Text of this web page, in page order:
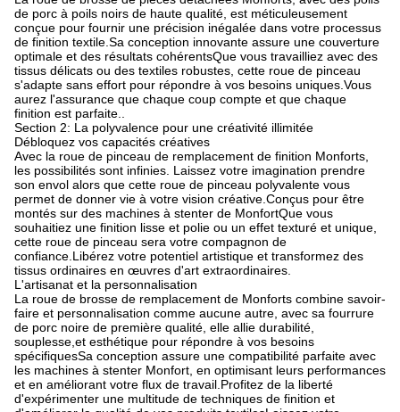
de porc à poils noirs de haute qualité, est méticuleusement
conçue pour fournir une précision inégalée dans votre processus
de finition textile.Sa conception innovante assure une couverture
optimale et des résultats cohérentsQue vous travailliez avec des
tissus délicats ou des textiles robustes, cette roue de pinceau
s'adapte sans effort pour répondre à vos besoins uniques.Vous
aurez l'assurance que chaque coup compte et que chaque
finition est parfaite..
Section 2: La polyvalence pour une créativité illimitée
Débloquez vos capacités créatives
Avec la roue de pinceau de remplacement de finition Monforts,
les possibilités sont infinies. Laissez votre imagination prendre
son envol alors que cette roue de pinceau polyvalente vous
permet de donner vie à votre vision créative.Conçus pour être
montés sur des machines à stenter de MonfortQue vous
souhaitiez une finition lisse et polie ou un effet texturé et unique,
cette roue de pinceau sera votre compagnon de
confiance.Libérez votre potentiel artistique et transformez des
tissus ordinaires en œuvres d'art extraordinaires.
L'artisanat et la personnalisation
La roue de brosse de remplacement de Monforts combine savoir-
faire et personnalisation comme aucune autre, avec sa fourrure
de porc noire de première qualité, elle allie durabilité,
souplesse,et esthétique pour répondre à vos besoins
spécifiquesSa conception assure une compatibilité parfaite avec
les machines à stenter Monfort, en optimisant leurs performances
et en améliorant votre flux de travail.Profitez de la liberté
d'expérimenter une multitude de techniques de finition et